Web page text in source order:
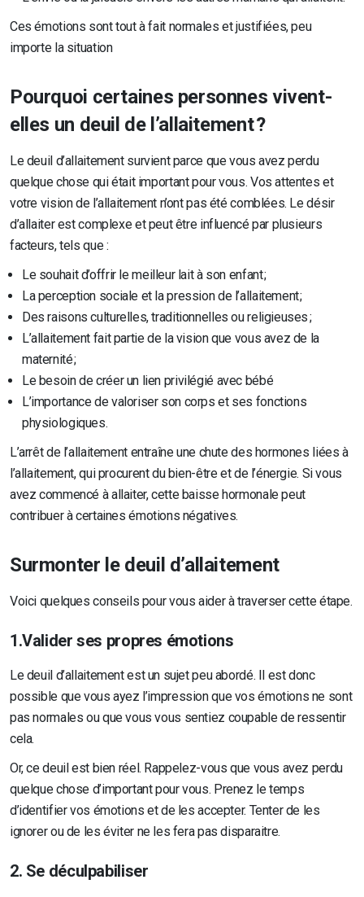
Ces émotions sont tout à fait normales et justifiées, peu
importe la situation
Pourquoi certaines personnes vivent-
elles un deuil de l’allaitement ?
Le deuil d’allaitement survient parce que vous avez perdu
quelque chose qui était important pour vous. Vos attentes et
votre vision de l’allaitement n’ont pas été comblées. Le désir
d’allaiter est complexe et peut être influencé par plusieurs
facteurs, tels que :
Le souhait d’offrir le meilleur lait à son enfant ;
La perception sociale et la pression de l’allaitement ;
Des raisons culturelles, traditionnelles ou religieuses ;
L’allaitement fait partie de la vision que vous avez de la
maternité ;
Le besoin de créer un lien privilégié avec bébé
L’importance de valoriser son corps et ses fonctions
physiologiques.
L’arrêt de l’allaitement entraîne une chute des hormones liées à
l’allaitement, qui procurent du bien-être et de l’énergie. Si vous
avez commencé à allaiter, cette baisse hormonale peut
contribuer à certaines émotions négatives.
Surmonter le deuil d’allaitement
Voici quelques conseils pour vous aider à traverser cette étape.
1.Valider ses propres émotions
Le deuil d’allaitement est un sujet peu abordé. Il est donc
possible que vous ayez l’impression que vos émotions ne sont
pas normales ou que vous vous sentiez coupable de ressentir
cela.
Or, ce deuil est bien réel. Rappelez-vous que vous avez perdu
quelque chose d’important pour vous. Prenez le temps
d’identifier vos émotions et de les accepter. Tenter de les
ignorer ou de les éviter ne les fera pas disparaitre.
2. Se déculpabiliser